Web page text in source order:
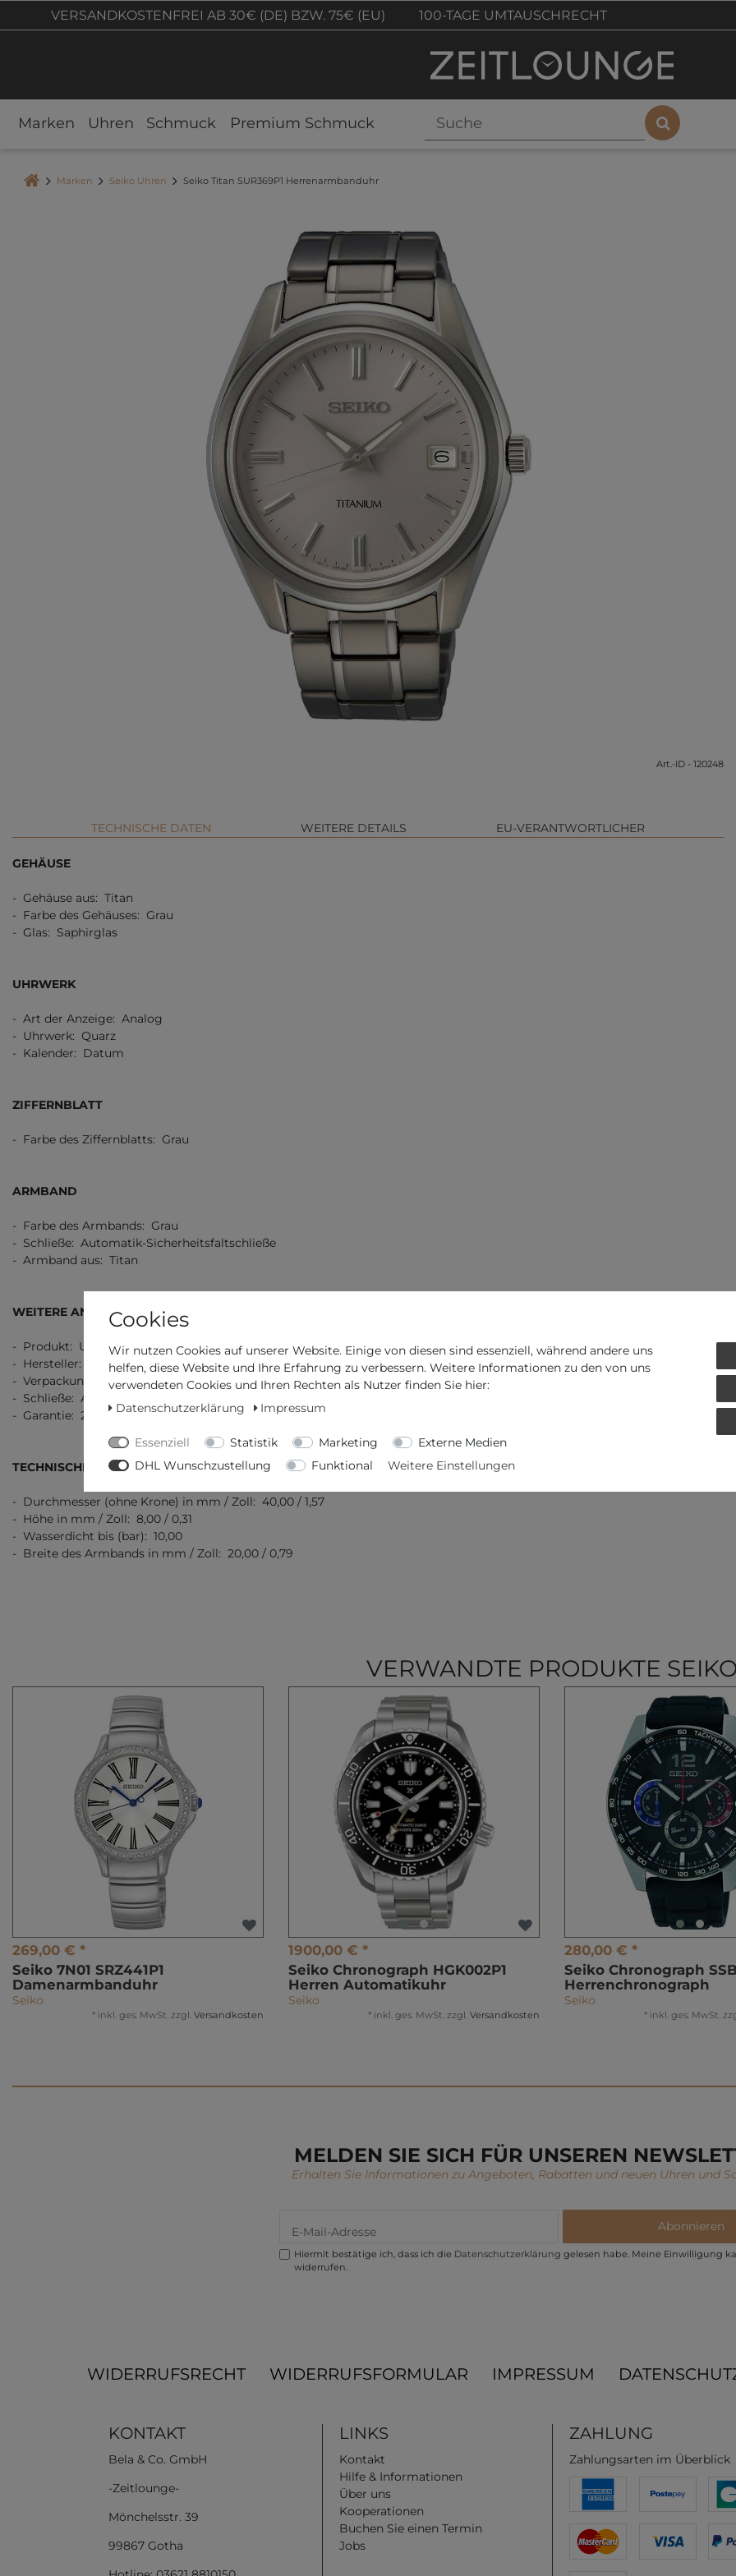
VERSANDKOSTENFREI AB 30€ (DE) BZW. 75€ (EU) 100-TAGE UMTAUSCHRECHT
Marken Uhren Schmuck Premium Schmuck
Marken Seiko Uhren Seiko Titan SUR369P1 Herrenarmbanduhr
Art.-ID - 120248
TECHNISCHE DATEN WEITERE DETAILS EU-VERANTWORTLICHER
GEHÄUSE
- Gehäuse aus: Titan
- Farbe des Gehäuses: Grau
- Glas: Saphirglas
UHRWERK
- Art der Anzeige: Analog
- Uhrwerk: Quarz
- Kalender: Datum
ZIFFERNBLATT
- Farbe des Ziffernblatts: Grau
ARMBAND
- Farbe des Armbands: Grau
- Schließe: Automatik-Sicherheitsfaltschließe
- Armband aus: Titan
WEITERE ANGABEN
- Produkt: Uhr
- Hersteller: Seiko
- Verpackung: Originalverpackung mit Dokumenten
- Schließe: Automatik-Sicherheitsfaltschließe
- Garantie: 2 Jahre Garantie, 3 Jahre Garantie
TECHNISCHE DATEN
- Durchmesser (ohne Krone) in mm / Zoll: 40,00 / 1,57
- Höhe in mm / Zoll: 8,00 / 0,31
- Wasserdicht bis (bar): 10,00
- Breite des Armbands in mm / Zoll: 20,00 / 0,79
VERWANDTE PRODUKTE
269,00 € *
Seiko 7N01 SRZ441P1
Damenarmbanduhr
Seiko
* inkl. ges. MwSt. zzgl. Versandkosten
1900,00 € *
Seiko Chronograph HGK002P1
Herren Automatikuhr
Seiko
* inkl. ges. MwSt. zzgl. Versandkosten
280,00 € *
Seiko Chronograph
Herrenchronograph
Seiko
* inkl. ges. MwSt.
MELDEN SIE SICH FÜR UNSEREN
Erhalten Sie Informationen zu Angeboten, Rabatten und neuen Uhren und
Abonnieren
Hiermit bestätige ich, dass ich die Daten­schutz­erklärung gelesen habe. Meine Einwilligung
widerrufen.
WIDERRUFSRECHT WIDERRUFSFORMULAR IMPRESSUM
KONTAKT
Bela & Co. GmbH
-Zeitlounge-
Mönchelsstr. 39
99867 Gotha
LINKS
Kontakt
Hilfe & Informationen
Über uns
Kooperationen
Buchen Sie einen Termin
Jobs
ZAHLUNG
Zahlungsarten im Überblick
Cookies
Wir nutzen Cookies auf unserer Website. Einige von diesen sind essenziell, während andere uns
helfen, diese Website und Ihre Erfahrung zu verbessern. Weitere Informationen zu den von uns
verwendeten Cookies und Ihren Rechten als Nutzer finden Sie hier:
Datenschutzerklärung
Impressum
Essenziell Statistik Marketing
Externe Medien
DHL Wunschzustellung
Funktional Weitere Einstellungen